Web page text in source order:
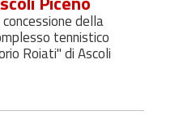
della
tennistico
Roiati" di Ascoli